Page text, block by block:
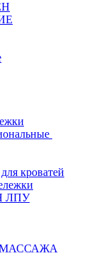
кроватей
ЛПУ